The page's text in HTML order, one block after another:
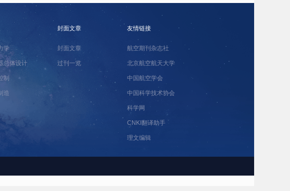
学
总体设计
制
造
封面文章
封面文章
过刊一览
友情链接
航空期刊杂志社
北京航空航天大学
中国航空学会
中国科学技术协会
科学网
CNKI翻译助手
理文编辑